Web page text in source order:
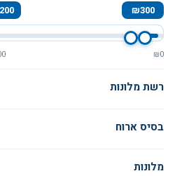
₪300
₪0
רשת מלונות
בסיס ארוח
מלונות